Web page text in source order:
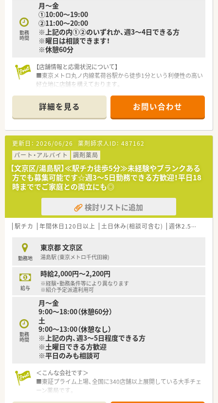
着いて調剤業務に取り組みたい方にぴったりです。
■大手チェーンにはないアットホームな環境で、お互いに助け合
いながら長く定着して働きたい方にお勧めします。
勤務
時間
月～金
①10:00～19:00
②11:00～20:00
※上記の内①②のいずれか、週3～4日できる方
※曜日は相談できます！
※休憩60分
【店舗情報と応需状況について】
■東京メトロ丸ノ内線茗荷谷駅から徒歩1分という利便性の高い
好立地に店舗を構えております。
箋を1日あたり200枚強応需しています。
■正社員6名、パート7名、医療事務4名の常時7名体制で患者様へ
の対応を丁寧に行っています。
【法人特徴について】
■創業100年以上の歴史を持ち、地域住民の健康を長きにわたり
サポートし続けている企業です。
■茗荷谷駅前の本店を中心に文京区内で4店舗を展開し、地域密
着型の薬局づくりを進めております。
■調剤だけでなくOTC、雑貨、化粧品の販売も手掛け、地域住民
の健康を多角的にサポートしています。
【こんな取り組みをしています】
■薬剤師国保に加入していますが、社会保険と同等の待遇となる
よう差額を手当として支給しています。
やすい環境を会社全体で支援しています。
■患者様第一の方針でノルマは一切なく、安心して医療提供に専
念できる環境を整備しています。
詳細を見る お問い合わせ
更新日： 2026/06/26 薬剤師求人ID： 487162
パート・アルバイト
調剤薬局
【文京区/湯島駅】≪駅チカ徒歩5分≫未経験やブランクある
方でも募集可能です☆週3～5日勤務できる方歓迎！平日18
時まででご家庭との両立にも◎
検討リストに追加
駅チカ 年間休日120日以上 土日休み(相談可含む) 週休2.5日以上
勤務地
東京都 文京区
湯島駅 (東京メトロ千代田線)
給与
時給2,000円～2,200円
※経験・勤務条件等により異なります
※紹介予定派遣利用可
勤務
時間
月～金
9:00～18:00（休憩60分）
土
9:00～13:00（休憩なし）
※上記の内、週3～5日程度できる方
※土曜日できる方歓迎
※平日のみも相談可
＜こんな会社です＞
■東証プライム上場、全国に340店舗以上展開している大手チェ
ーン薬局です。